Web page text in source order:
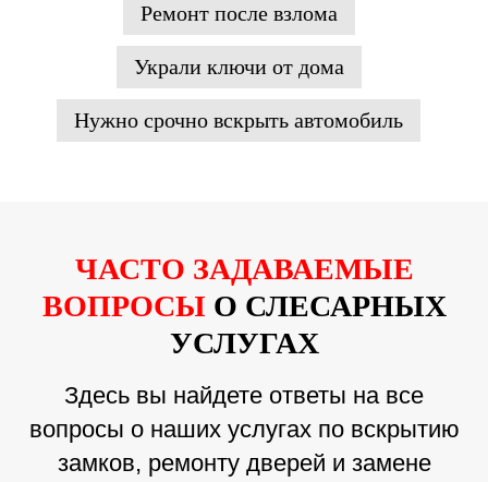
Ремонт после взлома
Украли ключи от дома
Нужно срочно вскрыть автомобиль
ЧАСТО ЗАДАВАЕМЫЕ
ВОПРОСЫ О СЛЕСАРНЫХ
УСЛУГАХ
Здесь вы найдете ответы на все
вопросы о наших услугах по вскрытию
замков, ремонту дверей и замене